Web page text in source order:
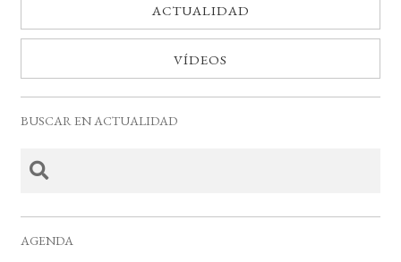
ACTUALIDAD
VÍDEOS
BUSCAR EN ACTUALIDAD
AGENDA